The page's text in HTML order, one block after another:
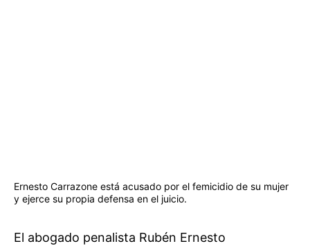
Ernesto Carrazone está acusado por el femicidio de su mujer
y ejerce su propia defensa en el juicio.
El abogado penalista Rubén Ernesto